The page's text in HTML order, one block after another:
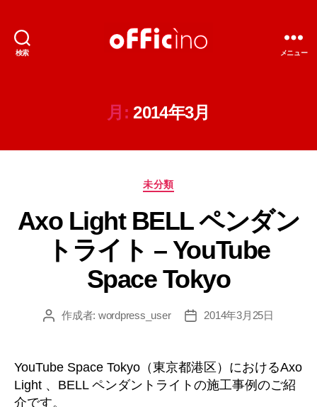
検索
明
の
フ
チ
ノ
メニュー
月: 2014年3月
カ
ゴ
リ
未分類
Axo Light BELL ペンダン
トライト – YouTube
Space Tokyo
投 作成者: wordpress_user
投
2014年3月25日
YouTube Space Tokyo（東京都港区）におけるAxo
Light 、BELL ペンダントライトの施工事例のご紹
介です。